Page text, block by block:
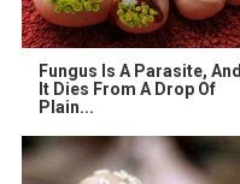
Fungus Is A Parasite, And
It Dies From A Drop Of
Plain...